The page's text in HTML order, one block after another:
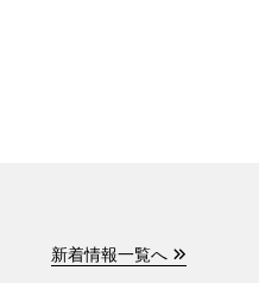
新着情報一覧へ